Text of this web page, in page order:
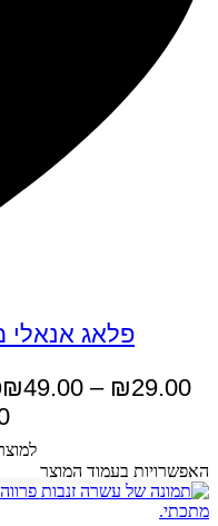
פלאג אנאלי
₪29.00
–
₪49.00
⁦₪49.00⁩
האפשרויות בעמוד המוצר